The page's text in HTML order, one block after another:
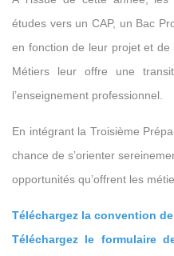
études vers un CAP, un Bac
en fonction de leur projet et
Métiers leur offre une
l’enseignement professionnel.
En intégrant la Troisième
chance de s’orienter
opportunités qu’offrent les
Téléchargez la convention
Téléchargez le formulaire